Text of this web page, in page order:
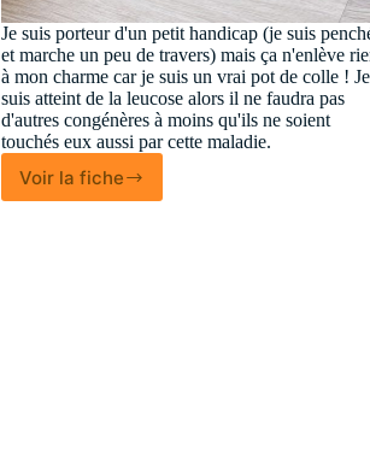
Je suis porteur d'un petit handicap (je suis
et marche un peu de travers) mais ça n'enlève
à mon charme car je suis un vrai pot de colle ! Je
suis atteint de la leucose alors il ne faudra pas
d'autres congénères à moins qu'ils ne soient
touchés eux aussi par cette maladie.
Voir la fiche
Tournéo